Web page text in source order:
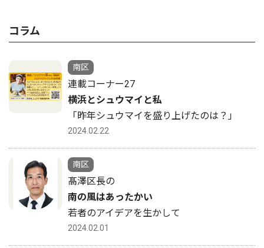
コラム
南区
連載コーナー27
横浜とシュウマイと私
「昨年シュウマイを盛り上げたのは？」
2024.02.22
南区
髙澤区長の
南の風はあったかい
若者のアイデアを生かして
2024.02.01